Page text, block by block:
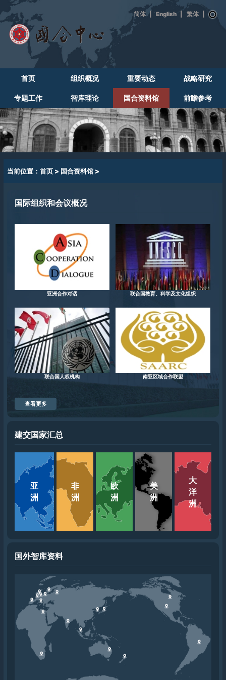
| English
首页 组织概况 重要动态 战略研究
专题工作 智库理论 国合资料馆 前瞻参考
当前位置： 首页> 国合资料馆>
国际组织和会议概况
亚洲合作对话 联合国教育、科学及文化组织
联合国人权机构 南亚区域合作联盟
查看更多
建交国家汇总
亚
洲
非
洲
欧
洲
美
洲
大
洋
洲
国外智库资料